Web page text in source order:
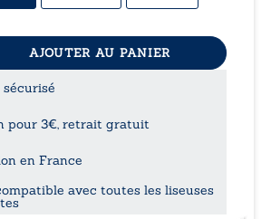
AJOUTER AU PANIER
sécurisé
pour 3€, retrait gratuit
en France
avec toutes les liseuses